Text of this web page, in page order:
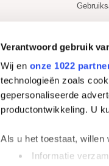
Verantwoord gebruik
Wij en onze 1022
technologieën zoals
gepersonaliseerde
productontwikkeling. U
Als u het toestaat, willen
Informatie